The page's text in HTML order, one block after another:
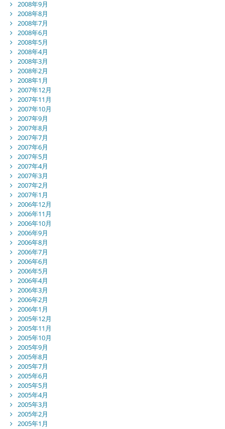
2008年9月
2008年8月
2008年7月
2008年6月
2008年5月
2008年4月
2008年3月
2008年2月
2008年1月
2007年12月
2007年11月
2007年10月
2007年9月
2007年8月
2007年7月
2007年6月
2007年5月
2007年4月
2007年3月
2007年2月
2007年1月
2006年12月
2006年11月
2006年10月
2006年9月
2006年8月
2006年7月
2006年6月
2006年5月
2006年4月
2006年3月
2006年2月
2006年1月
2005年12月
2005年11月
2005年10月
2005年9月
2005年8月
2005年7月
2005年6月
2005年5月
2005年4月
2005年3月
2005年2月
2005年1月